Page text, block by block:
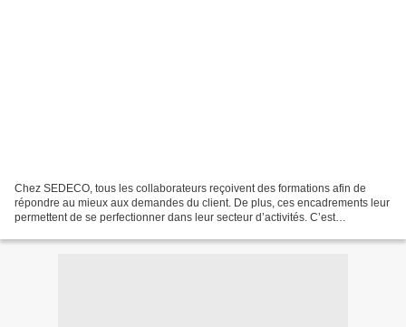
Chez SEDECO, tous les collaborateurs reçoivent des formations afin de
répondre au mieux aux demandes du client. De plus, ces encadrements leur
permettent de se perfectionner dans leur secteur d’activités. C’est